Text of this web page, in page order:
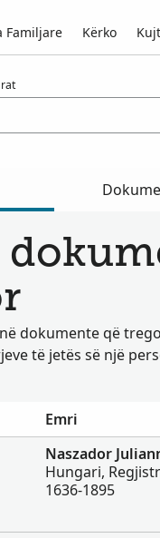
Familjare Kërko
dokumente që
të jetës së një
Emri
Naszador
Hungari,
1636-1895